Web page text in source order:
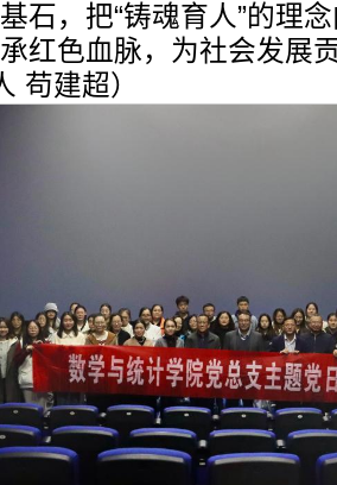
石，把“铸魂育人”的理
红色血脉，为社会发展
苟建超）